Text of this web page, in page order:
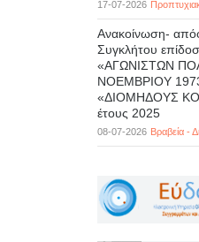
17-07-2026
Ανακοίνωση-
Συγκλήτου
«ΑΓΩΝΙΣΤΩΝ
ΝΟΕΜΒΡΙΟΥ
«ΔΙΟΜΗΔΟΥΣ
έτους 2025
08-07-2026 Βραβεία -